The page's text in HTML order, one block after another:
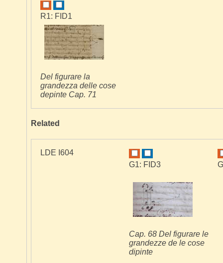
R1: FID1
Del figurare la
grandezza delle cose
depinte Cap. 71
Related
LDE I604
G1: FID3
Cap. 68 Del figurare le
grandezze de le cose
dipinte